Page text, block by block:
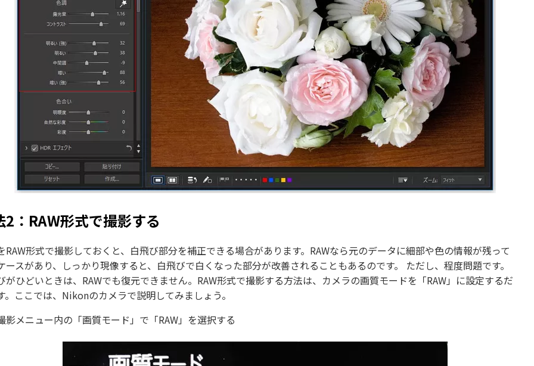
2：RAW形式で撮影する
RAW形式で撮影しておくと、白飛び部分を補正できる場合があります。RAWなら元のデータに細部や色の情報が残って
ースがあり、しっかり現像すると、白飛びで白くなった部分が改善されることもあるのです。 ただし、程度問題です。
がひどいときは、RAWでも復元できません。RAW形式で撮影する方法は、カメラの画質モードを「RAW」に設定するだ
。ここでは、Nikonのカメラで説明してみましょう。
影メニュー内の「画質モード」で「RAW」を選択する